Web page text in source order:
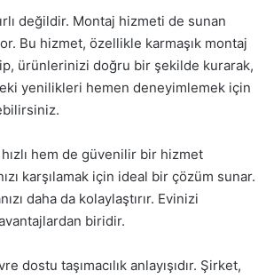
değildir. Montaj hizmeti de sunan
Bu hizmet, özellikle karmaşık montaj
ürünlerinizi doğru bir şekilde kurarak,
yenilikleri hemen deneyimlemek için
hem de güvenilir bir hizmet
karşılamak için ideal bir çözüm sunar.
daha da kolaylaştırır. Evinizi
biridir.
dostu taşımacılık anlayışıdır. Şirket,